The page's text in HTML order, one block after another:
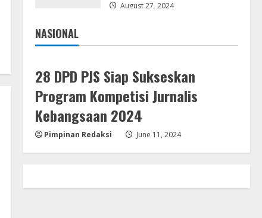
Crack [Final] (x64) Final FileCR
August 27, 2024
NASIONAL
Jakarta
28 DPD PJS Siap Sukseskan
Program Kompetisi Jurnalis
Kebangsaan 2024
Pimpinan Redaksi June 11, 2024